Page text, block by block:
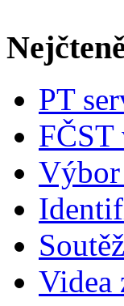
PT
FČST
Videa